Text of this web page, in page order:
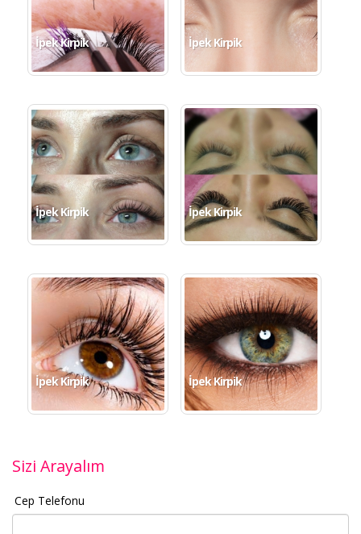
İpek Kirpik İpek Kirpik
İpek Kirpik İpek Kirpik
İpek Kirpik İpek Kirpik
Sizi Arayalım
Cep Telefonu